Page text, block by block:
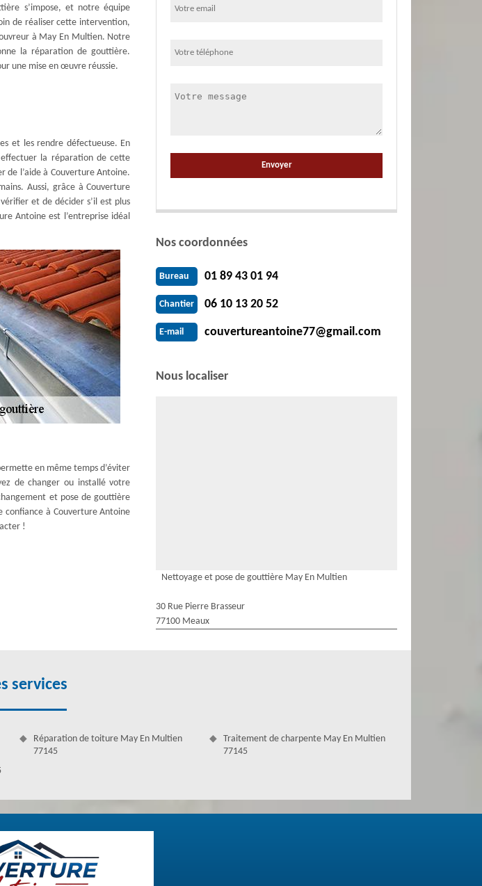
s’impose, et notre équipe
de réaliser cette intervention,
à May En Multien. Notre
la réparation de gouttière.
une mise en œuvre réussie.
et les rendre défectueuse. En
la réparation de cette
de l’aide à Couverture Antoine.
Aussi, grâce à Couverture
et de décider s’il est plus
Antoine est l’entreprise idéal
en même temps d’éviter
de changer ou installé votre
et pose de gouttière
confiance à Couverture Antoine
!
pour vos travaux de
bien ce domaine. Si vous
nos services. Venez vite chez
Nos coordonnées
Bureau 01 89 43 01 94
Chantier 06 10 13 20 52
E-mail couvertureantoine77@gmail.com
Nous localiser
Nettoyage et pose de gouttière May En Multien
30 Rue Pierre Brasseur
77100 Meaux
services
Réparation de toiture May En Multien
77145
Traitement de charpente May En Multien
77145